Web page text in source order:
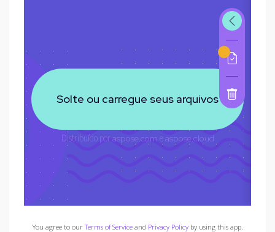
You agree to ourTerms of Serviceand Privacy Policyby using this app.